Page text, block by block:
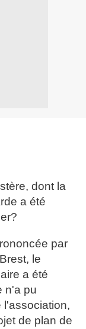
dont la
a été
par
le
a été
n'a pu
l'association,
de plan de